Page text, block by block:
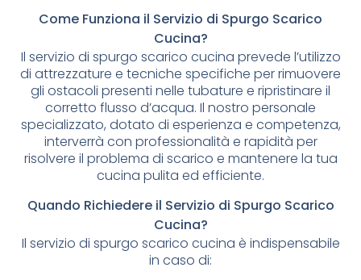
Come Funziona il Servizio di Spurgo Scarico
Cucina?
Il servizio di spurgo scarico cucina prevede l’utilizzo
di attrezzature e tecniche specifiche per rimuovere
gli ostacoli presenti nelle tubature e ripristinare il
corretto flusso d’acqua. Il nostro personale
specializzato, dotato di esperienza e competenza,
interverrà con professionalità e rapidità per
risolvere il problema di scarico e mantenere la tua
cucina pulita ed efficiente.
Quando Richiedere il Servizio di Spurgo Scarico
Cucina?
Il servizio di spurgo scarico cucina è indispensabile
in caso di: